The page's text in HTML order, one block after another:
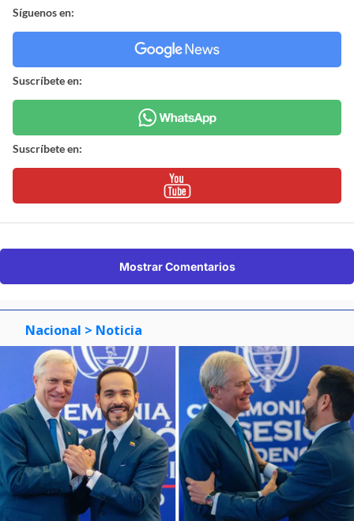
Síguenos en:
Suscríbete en:
Suscríbete en:
Mostrar Comentarios
Nacional > Noticia